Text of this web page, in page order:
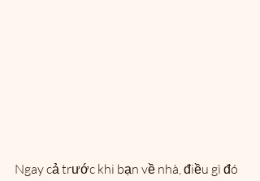
Ngay cả trước khi bạn về nhà, điều gì đó